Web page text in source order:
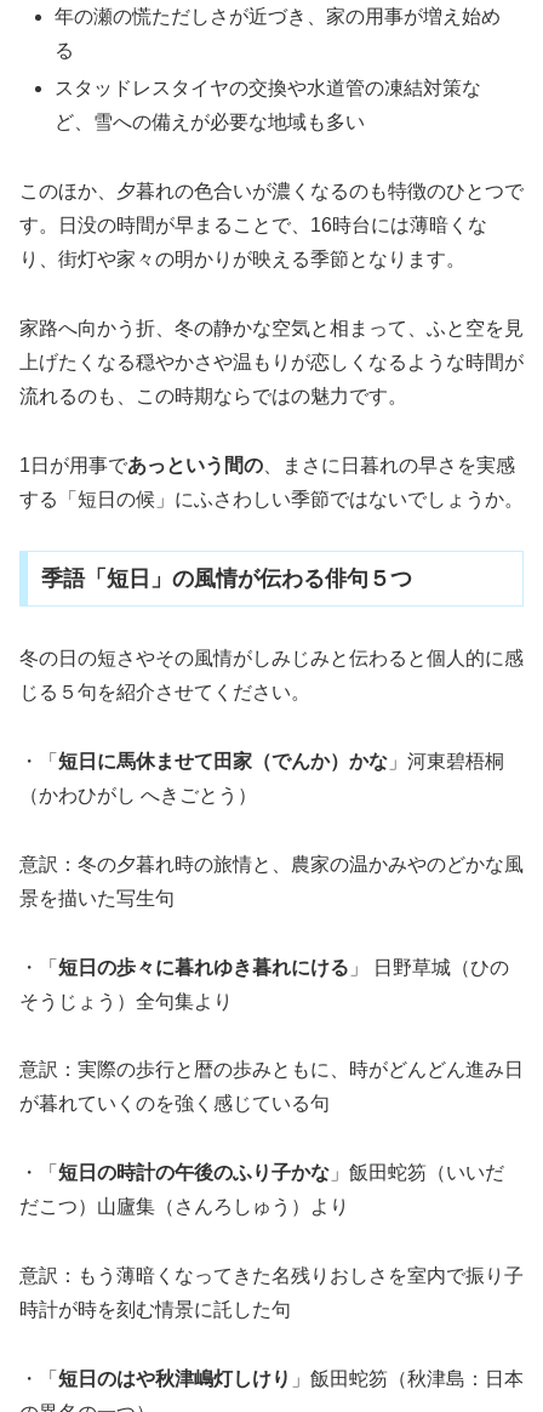
年の瀬の慌ただしさが近づき、家の用事が増え始め
る
スタッドレスタイヤの交換や水道管の凍結対策な
ど、雪への備えが必要な地域も多い
このほか、夕暮れの色合いが濃くなるのも特徴のひとつで
す。日没の時間が早まることで、16時台には薄暗くな
り、街灯や家々の明かりが映える季節となります。
家路へ向かう折、冬の静かな空気と相まって、ふと空を見
上げたくなる穏やかさや温もりが恋しくなるような時間が
流れるのも、この時期ならではの魅力です。
1日が用事であっという間の 、まさに日暮れの早さを実感
する「短日の候」にふさわしい季節ではないでしょうか。
季語「短日」の風情が伝わる俳句５つ
冬の日の短さやその風情がしみじみと伝わると個人的に感
じる５句を紹介させてください。
・「 短日に馬休ませて田家（でんか）かな 」河東碧梧桐
（かわひがし へきごとう）
意訳：冬の夕暮れ時の旅情と、農家の温かみやのどかな風
景を描いた写生句
・「 短日の歩々に暮れゆき暮れにける 」 日野草城（ひの
そうじょう）全句集より
意訳：実際の歩行と暦の歩みともに、時がどんどん進み日
が暮れていくのを強く感じている句
・「 短日の時計の午後のふり子かな 」飯田蛇笏（いいだ
だこつ）山廬集（さんろしゅう）より
意訳：もう薄暗くなってきた名残りおしさを室内で振り子
時計が時を刻む情景に託した句
・「 短日のはや秋津嶋灯しけり 」飯田蛇笏（秋津島：日本